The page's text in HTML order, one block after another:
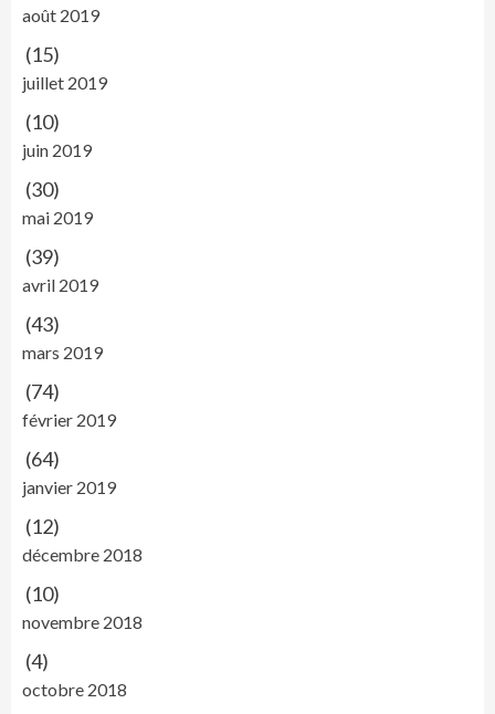
août 2019
(15)
juillet 2019
(10)
juin 2019
(30)
mai 2019
(39)
avril 2019
(43)
mars 2019
(74)
février 2019
(64)
janvier 2019
(12)
décembre 2018
(10)
novembre 2018
(4)
octobre 2018